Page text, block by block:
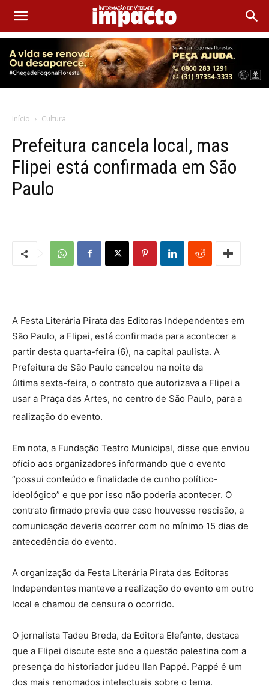
Início Cultura
Prefeitura cancela local, mas
Flipei está confirmada em São
Paulo
A Festa Literária Pirata das Editoras Independentes em
São Paulo, a Flipei, está confirmada para acontecer a
partir desta quarta-feira (6), na capital paulista. A
Prefeitura de São Paulo cancelou na noite da
última sexta-feira, o contrato que autorizava a Flipei a
usar a Praça das Artes, no centro de São Paulo, para a
realização do evento.
Em nota, a Fundação Teatro Municipal, disse que enviou
ofício aos organizadores informando que o evento
“possui conteúdo e finalidade de cunho político-
ideológico” e que por isso não poderia acontecer. O
contrato firmado previa que caso houvesse rescisão, a
comunicação deveria ocorrer com no mínimo 15 dias de
antecedência do evento.
A organização da Festa Literária Pirata das Editoras
Independentes manteve a realização do evento em outro
local e chamou de censura o ocorrido.
O jornalista Tadeu Breda, da Editora Elefante, destaca
que a Flipei discute este ano a questão palestina com a
presença do historiador judeu Ilan Pappé. Pappé é um
dos mais renomados intelectuais sobre o tema.